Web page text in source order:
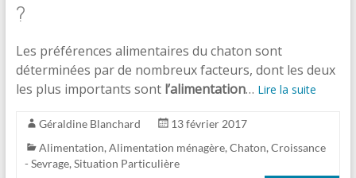
?
Les préférences alimentaires du chaton sont
déterminées par de nombreux facteurs, dont les deux
les plus importants sont l’alimentation… Lire la suite
Géraldine Blanchard
13 février 2017
Alimentation, Alimentation ménagère, Chaton, Croissance
- Sevrage, Situation Particulière